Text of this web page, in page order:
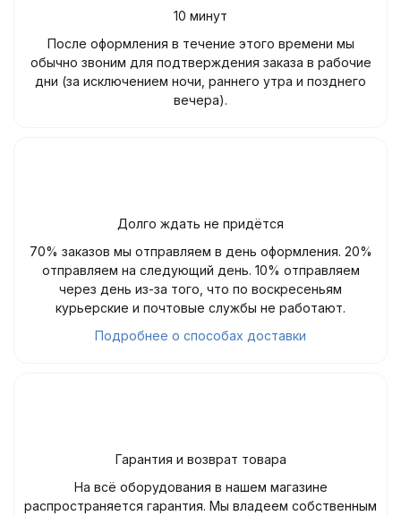
10 минут
После оформления в течение этого времени мы
обычно звоним для подтверждения заказа в рабочие
дни (за исключением ночи, раннего утра и позднего
вечера).
Долго ждать не придётся
70% заказов мы отправляем в день оформления. 20%
отправляем на следующий день. 10% отправляем
через день из-за того, что по воскресеньям
курьерские и почтовые службы не работают.
Подробнее о способах доставки
Гарантия и возврат товара
На всё оборудования в нашем магазине
распространяется гарантия. Мы владеем собственным